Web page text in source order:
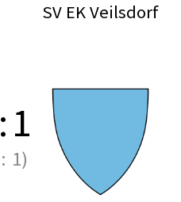
SV EK Veilsdorf
:1
: 1)